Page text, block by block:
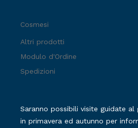
Cosmesi
Altri prodotti
Modulo d'Ordine
Spedizioni
Saranno possibili visite guidate al
in primavera ed autunno per